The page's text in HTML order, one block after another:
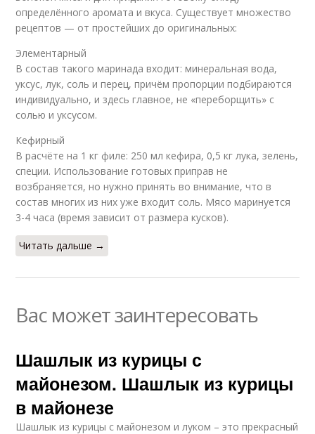
определённого аромата и вкуса. Существует множество
рецептов — от простейших до оригинальных:
Элементарный
В состав такого маринада входит: минеральная вода,
уксус, лук, соль и перец, причём пропорции подбираются
индивидуально, и здесь главное, не «переборщить» с
солью и уксусом.
Кефирный
В расчёте на 1 кг филе: 250 мл кефира, 0,5 кг лука, зелень,
специи. Использование готовых приправ не
возбраняется, но нужно принять во внимание, что в
состав многих из них уже входит соль. Мясо маринуется
3-4 часа (время зависит от размера кусков).
Читать дальше →
Вас может заинтересовать
Шашлык из курицы с
майонезом. Шашлык из курицы
в майонезе
Шашлык из курицы с майонезом и луком – это прекрасный